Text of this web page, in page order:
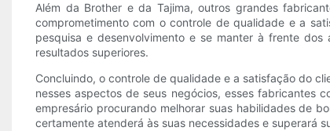
Além da Brother e da Tajima, outros grandes
comprometimento com o controle de qualidade e a
pesquisa e desenvolvimento e se manter à frente
resultados superiores.
Concluindo, o controle de qualidade e a satisfação do
nesses aspectos de seus negócios, esses fabricantes
empresário procurando melhorar suas habilidades de
certamente atenderá às suas necessidades e superará